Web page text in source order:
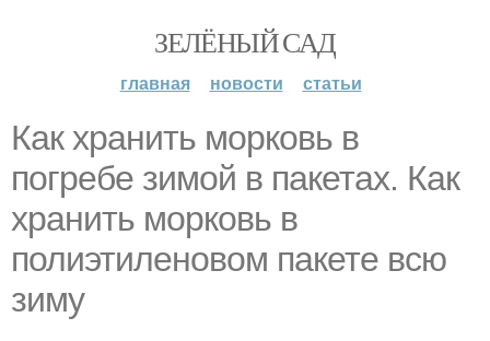
ЗЕЛЁНЫЙ САД
главная новости статьи
Как хранить морковь в
погребе зимой в пакетах. Как
хранить морковь в
полиэтиленовом пакете всю
зиму